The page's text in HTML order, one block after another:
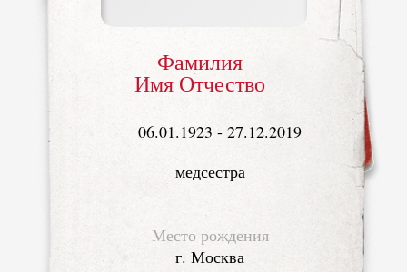
г. Москва
Место рождения
медсестра
06.01.1923 - 27.12.2019
Фамилия
Имя Отчество